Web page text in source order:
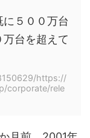
５００万台
台を超えて
https://
corporate/rele